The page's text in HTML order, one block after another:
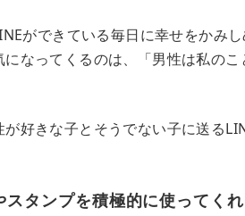
ができている毎日に幸せをかみし
になってくるのは、「男性は私の
好きな子とそうでない子に送る
スタンプを積極的に使ってく